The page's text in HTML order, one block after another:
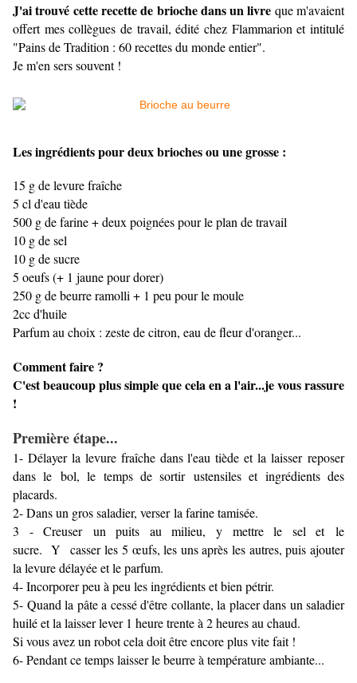
J'ai trouvé cette recette de brioche dans un livre que m'avaient
offert mes collègues de travail, édité chez Flammarion et intitulé
"Pains de Tradition : 60 recettes du monde entier".
Je m'en sers souvent !
Les ingrédients pour deux brioches ou une grosse :
15 g de levure fraîche
5 cl d'eau tiède
500 g de farine + deux poignées pour le plan de travail
10 g de sel
10 g de sucre
5 oeufs (+ 1 jaune pour dorer)
250 g de beurre ramolli + 1 peu pour le moule
2cc d'huile
Parfum au choix : zeste de citron, eau de fleur d'oranger...
Comment faire ?
C'est beaucoup plus simple que cela en a l'air...je vous rassure
!
Première étape...
1- Délayer la levure fraîche dans l'eau tiède et la laisser reposer
dans le bol, le temps de sortir ustensiles et ingrédients des
placards.
2- Dans un gros saladier, verser la farine tamisée.
3 - Creuser un puits au milieu, y mettre le sel et le
sucre. Y casser les 5 œufs, les uns après les autres, puis ajouter
la levure délayée et le parfum.
4- Incorporer peu à peu les ingrédients et bien pétrir.
5- Quand la pâte a cessé d'être collante, la placer dans un saladier
huilé et la laisser lever 1 heure trente à 2 heures au chaud.
Si vous avez un robot cela doit être encore plus vite fait !
6- Pendant ce temps laisser le beurre à température ambiante...